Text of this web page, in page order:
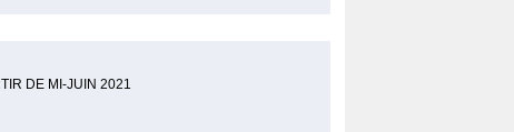
DE MI-JUIN 2021